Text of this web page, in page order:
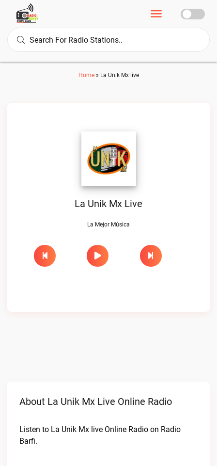
Home» La Unik Mx live
La Unik Mx Live
La Mejor Música
About La Unik Mx Live Online Radio
Listen to La Unik Mx live Online Radio on Radio
Barfi.